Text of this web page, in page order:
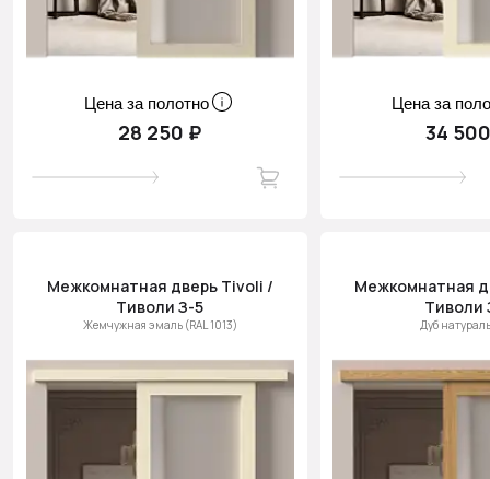
Цена за полотно
28 250 ₽
Цена за
34
Межкомнатная дверь Tivoli /
Тиволи З-5
Жемчужная эмаль (RAL 1013)
Межкомнатная
Тиволи
Дуб